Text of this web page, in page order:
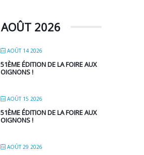
AOÛT 2026
AOÛT 14 2026
51ÈME ÉDITION DE LA FOIRE AUX
OIGNONS !
AOÛT 15 2026
51ÈME ÉDITION DE LA FOIRE AUX
OIGNONS !
AOÛT 29 2026